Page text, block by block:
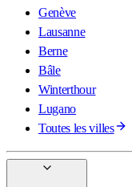
Genève
Lausanne
Berne
Bâle
Winterthour
Lugano
Toutes les villes